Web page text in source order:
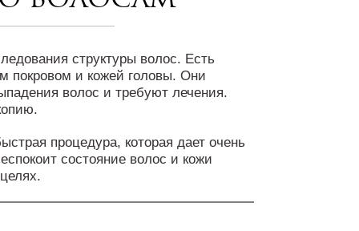
структуры волос. Есть
покровом и кожей головы. Они
волос и требуют лечения.
процедура, которая дает очень
состояние волос и кожи